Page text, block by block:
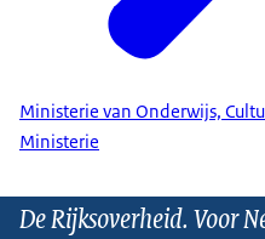
Ministerie van Onderwijs,
Ministerie
De Rijksoverheid. Voor